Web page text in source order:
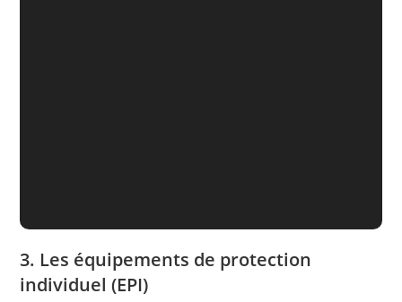
3. Les équipements de protection
individuel (EPI)